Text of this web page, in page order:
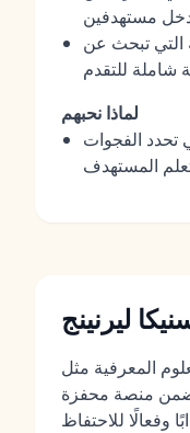
مستهدفين
التي تبحث عن
شاملة للتقدم
لماذا نحبهم
تحدد الفجوات
ليرنينج
المعرفية مثل
ضمن منصة محفزة
وفعالًا للاحتفاظ